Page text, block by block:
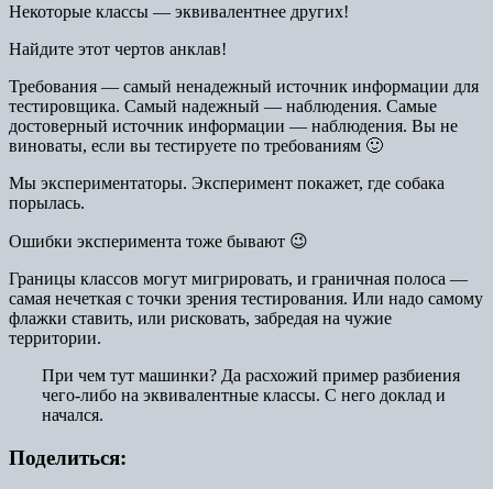
Некоторые классы — эквивалентнее других!
Найдите этот чертов анклав!
Требования — самый ненадежный источник информации для
тестировщика. Самый надежный — наблюдения. Самые
достоверный источник информации — наблюдения. Вы не
виноваты, если вы тестируете по требованиям 🙂
Мы экспериментаторы. Эксперимент покажет, где собака
порылась.
Ошибки эксперимента тоже бывают 😉
Границы классов могут мигрировать, и граничная полоса —
самая нечеткая с точки зрения тестирования. Или надо самому
флажки ставить, или рисковать, забредая на чужие
территории.
При чем тут машинки? Да расхожий пример разбиения
чего-либо на эквивалентные классы. С него доклад и
начался.
Поделиться: